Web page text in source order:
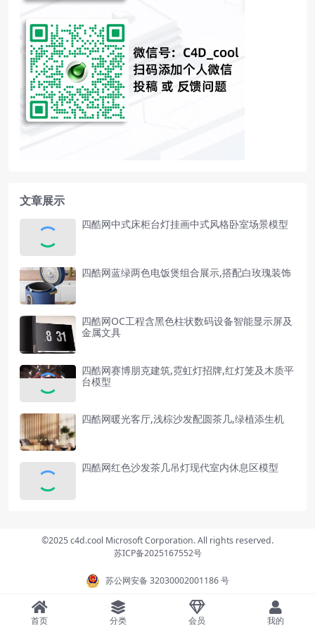
文章展示
四酷网中式床柜台灯挂画中式风格卧室场景模型
四酷网蓝绿两色电饭煲组合展示,搭配白玫瑰装饰
四酷网OC工程含黑色柱状数码设备智能显示屏及
金属文具
四酷网赛博朋克建筑,霓虹灯招牌,红灯笼及木质平
台模型
四酷网暖光客厅,浅棕沙发配圆茶几,绿植添生机
四酷网红色沙发茶几吊灯现代室内休息区模型
©2025 c4d.cool Microsoft Corporation. All rights reserved.
苏ICP备2025167552号
苏公网安备 32030002001186 号
首页 分类 会员 我的